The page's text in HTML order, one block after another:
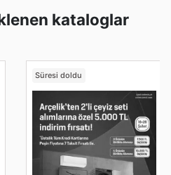
kataloglar
Süresi doldu